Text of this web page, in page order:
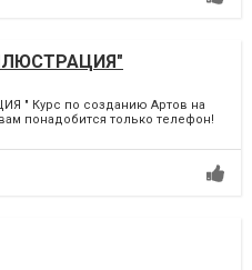
" Курс по созданию Артов на
понадобится только телефон!